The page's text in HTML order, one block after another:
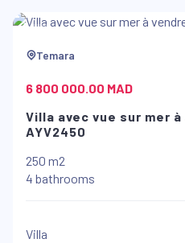
Temara
6 800 000.00 MAD
Villa avec vue sur mer
AYV2450
250 m2
4 bathrooms
Villa